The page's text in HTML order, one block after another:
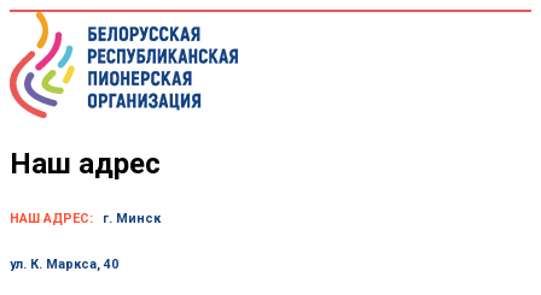
Skip
content
Наш адрес
НАШ АДРЕС: г. Минск
ул. К. Маркса, 40